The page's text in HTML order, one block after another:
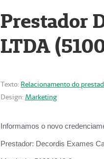
Prestador
LTDA
Texto: Relacionamento do
Design: Marketing
Informamos o novo
Prestador: Decordis Exames